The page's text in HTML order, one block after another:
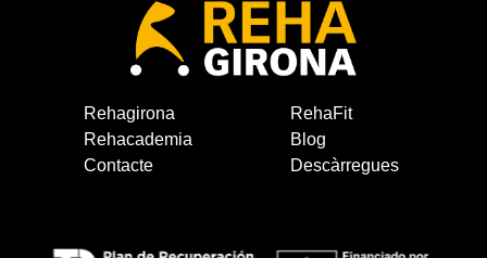
Rehagirona
RehaFit
Rehacademia
Blog
Contacte
Descàrregues